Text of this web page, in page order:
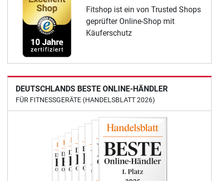
Fitshop ist ein von Trusted Shops
geprüfter Online-Shop mit
Käuferschutz
DEUTSCHLANDS BESTE ONLINE-HÄNDLER
FÜR FITNESSGERÄTE (HANDELSBLATT 2026)